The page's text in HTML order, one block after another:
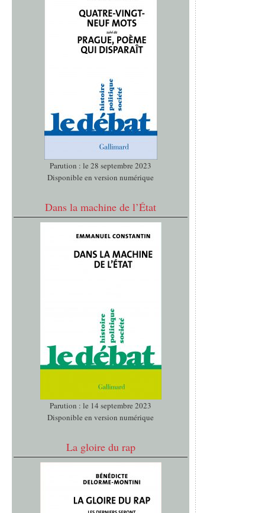
Parution : le 28 septembre 2023
Disponible en version numérique
Dans la machine de l’État
Parution : le 14 septembre 2023
Disponible en version numérique
La gloire du rap